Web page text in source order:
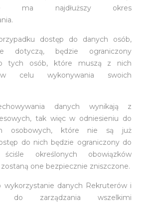
ma najdłuższy okres
dostęp do danych osób,
dotyczą, będzie ograniczony
tych osób, które muszą z nich
celu wykonywania swoich
danych wynikają z
tak więc w odniesieniu do
osobowych, które nie są już
do nich będzie ograniczony do
ściśle określonych obowiązków
one bezpiecznie zniszczone.
wykorzystanie danych Rekruterów i
do zarządzania wszelkimi